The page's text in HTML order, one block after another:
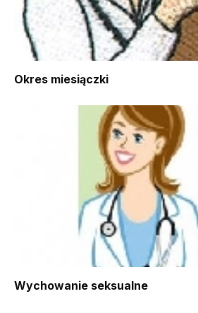
Okres miesiączki
Wychowanie seksualne